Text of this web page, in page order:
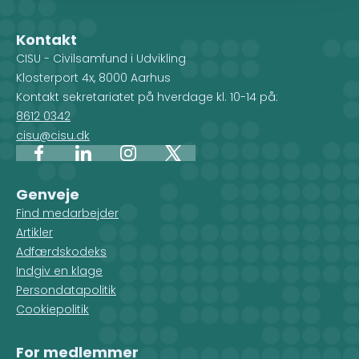
Kontakt
CISU - Civilsamfund i Udvikling
Klosterport 4x, 8000 Aarhus
Kontakt sekretariatet på hverdage kl. 10-14 på:
8612 0342
cisu@cisu.dk
FacebookLinkedInInstagram
X
Genveje
Find medarbejder
Artikler
Adfærdskodeks
Indgiv en klage
Persondatapolitik
Cookiepolitik
For medlemmer